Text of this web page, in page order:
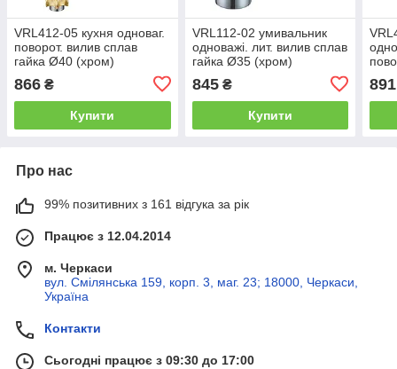
VRL412-05 кухня одноваг.
поворот. вилив сплав
гайка Ø40 (хром)
866 ₴
Купити
VRL112-02 умивальник
одноважі. лит. вилив сплав
гайка Ø35 (хром)
845₴
Купити
891
Про нас
99% позитивних з 161 відгука за рік
Працює з 12.04.2014
м. Черкаси
вул. Смілянська 159, корп. 3, маг. 23; 18000, Черкаси,
Україна
Контакти
Сьогодні працює з 09:30 до 17:00